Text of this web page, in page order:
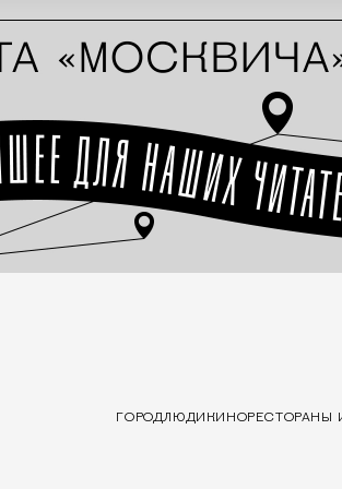
ГОРОДЛЮДИ КИНОРЕСТОРАНЫ